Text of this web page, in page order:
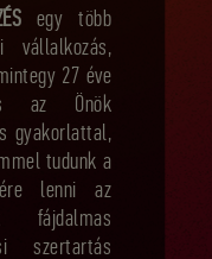
egy több
vállalkozás,
27 éve
az Önök
gyakorlattal,
tudunk a
lenni az
fájdalmas
szertartás